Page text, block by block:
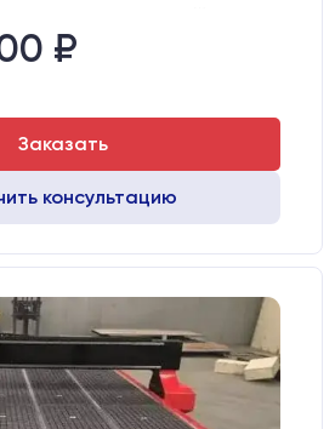
₽
Заказать
консультацию